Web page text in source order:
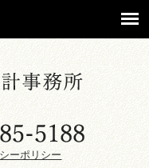
ーポリシー